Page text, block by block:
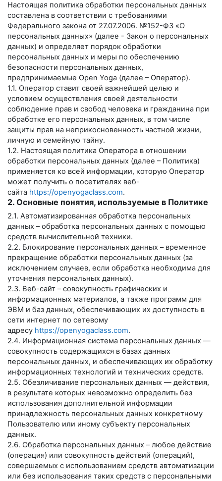
Настоящая политика обработки персональных данных
составлена в соответствии с требованиями
Федерального закона от 27.07.2006. №152-ФЗ «О
персональных данных» (далее - Закон о персональных
данных) и определяет порядок обработки
персональных данных и меры по обеспечению
безопасности персональных данных,
предпринимаемые Open Yoga (далее – Оператор).
1.1. Оператор ставит своей важнейшей целью и
условием осуществления своей деятельности
соблюдение прав и свобод человека и гражданина при
обработке его персональных данных, в том числе
защиты прав на неприкосновенность частной жизни,
личную и семейную тайну.
1.2. Настоящая политика Оператора в отношении
обработки персональных данных (далее – Политика)
применяется ко всей информации, которую Оператор
может получить о посетителях веб-
сайта https://openyogaclass.com.
2. Основные понятия, используемые в Политике
2.1. Автоматизированная обработка персональных
данных – обработка персональных данных с помощью
средств вычислительной техники.
2.2. Блокирование персональных данных – временное
прекращение обработки персональных данных (за
исключением случаев, если обработка необходима для
уточнения персональных данных).
2.3. Веб-сайт – совокупность графических и
информационных материалов, а также программ для
ЭВМ и баз данных, обеспечивающих их доступность в
сети интернет по сетевому
адресу https://openyogaclass.com.
2.4. Информационная система персональных данных —
совокупность содержащихся в базах данных
персональных данных, и обеспечивающих их обработку
информационных технологий и технических средств.
2.5. Обезличивание персональных данных — действия,
в результате которых невозможно определить без
использования дополнительной информации
принадлежность персональных данных конкретному
Пользователю или иному субъекту персональных
данных.
2.6. Обработка персональных данных – любое действие
(операция) или совокупность действий (операций),
совершаемых с использованием средств автоматизации
или без использования таких средств с персональными